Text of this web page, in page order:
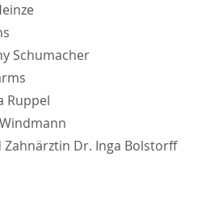
Schumacher
Ruppel
Dr. Inga Bolstorff